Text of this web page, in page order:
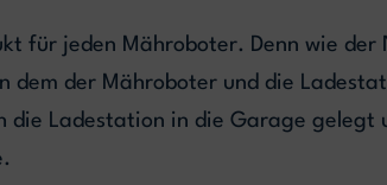
für jeden Mähroboter. Denn wie der
der Mähroboter und die
die Ladestation in die Garage gelegt